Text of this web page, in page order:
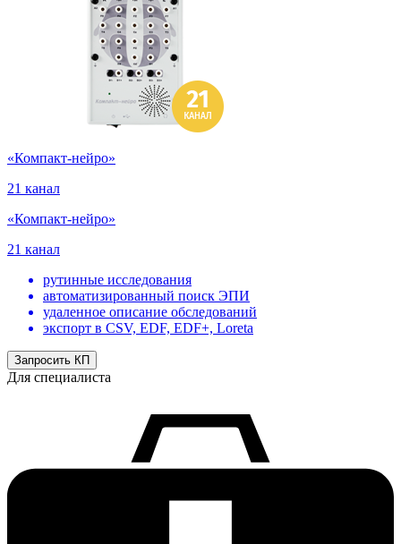
«Компакт-нейро»
21 канал
«Компакт-нейро»
21 канал
рутинные исследования
автоматизированный поиск ЭПИ
удаленное описание обследований
экспорт в CSV, EDF, EDF+, Loreta
Запросить КП
Для специалиста